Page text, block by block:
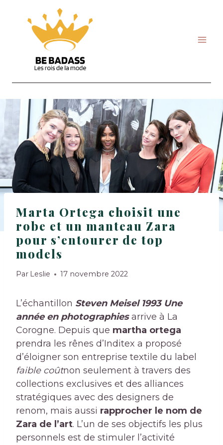
content
Marta Ortega choisit une
robe et un manteau Zara
pour s’entourer de top
models
Par Leslie 17 novembre 2022
L’échantillon Steven Meisel 1993 Une
année en photographiesarrive à La
Corogne. Depuis que martha ortega
prendra les rênes d’Inditex a proposé
d’éloigner son entreprise textile du label
faible coûtnon seulement à travers des
collections exclusives et des alliances
stratégiques avec des designers de
renom, mais aussi rapprocher le nom de
Zara de l’art. L’un de ses objectifs les plus
personnels est de stimuler l’activité